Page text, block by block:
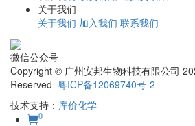
关于我们
关于我们 加入我们 联系我们
微信公众号
Copyright © 广州安邦生物科技有限公司
Reserved 粤ICP备12069740号-2
技术支持： 库价化学
0